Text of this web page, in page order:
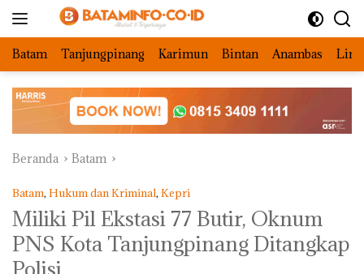
Batam Tanjungpinang Karimun Bintan Anambas
Beranda Batam
Batam, Hukum dan Kriminal, Kepri
Miliki Pil Ekstasi 77 Butir, Oknum
PNS Kota Tanjungpinang Ditangkap
Polisi